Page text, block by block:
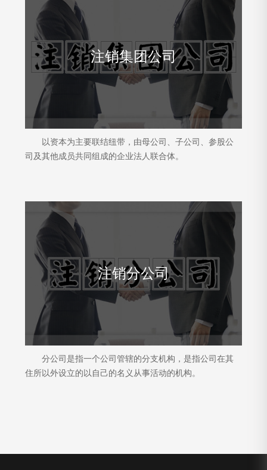
注销集团公司
以资本为主要联结纽带，由母公司、子公司、参股公
司及其他成员共同组成的企业法人联合体。
注销分公司
分公司是指一个公司管辖的分支机构，是指公司在其
住所以外设立的以自己的名义从事活动的机构。